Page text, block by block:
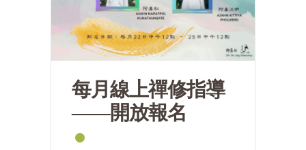
每月線上禪修指導
——開放報名